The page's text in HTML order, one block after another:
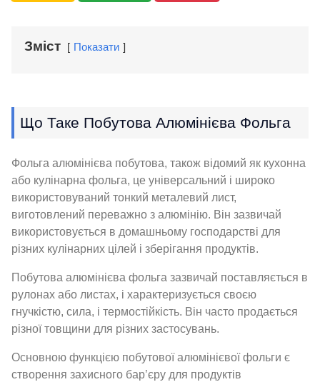
Зміст Показати
Що Таке Побутова Алюмінієва Фольга
Фольга алюмінієва побутова, також відомий як кухонна
або кулінарна фольга, це універсальний і широко
використовуваний тонкий металевий лист,
виготовлений переважно з алюмінію. Він зазвичай
використовується в домашньому господарстві для
різних кулінарних цілей і зберігання продуктів.
Побутова алюмінієва фольга зазвичай поставляється в
рулонах або листах, і характеризується своєю
гнучкістю, сила, і термостійкість. Він часто продається
різної товщини для різних застосувань.
Основною функцією побутової алюмінієвої фольги є
створення захисного бар’єру для продуктів